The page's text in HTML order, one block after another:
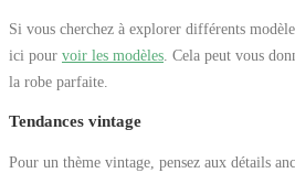
Si vous cherchez à explorer différents
ici pour voir les modèles. Cela peut vous
la robe parfaite.
Tendances vintage
Pour un thème vintage, pensez aux détails